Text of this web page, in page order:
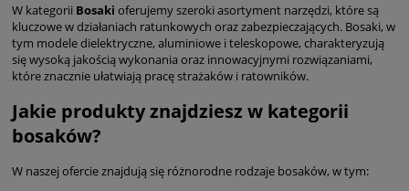
W kategorii Bosaki oferujemy szeroki asortyment narzędzi, które są
kluczowe w działaniach ratunkowych oraz zabezpieczających. Bosaki, w
tym modele dielektryczne, aluminiowe i teleskopowe, charakteryzują
się wysoką jakością wykonania oraz innowacyjnymi rozwiązaniami,
które znacznie ułatwiają pracę strażaków i ratowników.
Jakie produkty znajdziesz w kategorii
bosaków?
W naszej ofercie znajdują się różnorodne rodzaje bosaków, w tym: